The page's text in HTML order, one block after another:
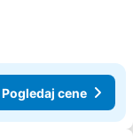
Pogledaj cene